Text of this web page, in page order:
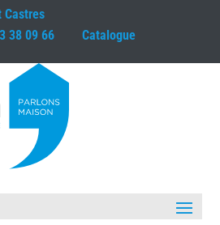
Castres
38 09 66 Catalogue